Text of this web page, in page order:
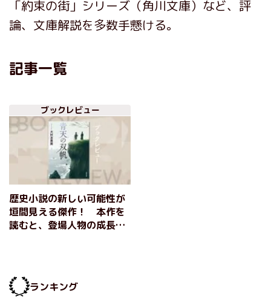
「約束の街」シリーズ（角川文庫）など、評
論、文庫解説を多数手懸ける。
記事一覧
ブックレビュー
歴史小説の新しい可能性が
垣間見える傑作！ 本作を
読むと、登場人物の成長に
国……遠く海を渡ってマカ
オで活躍する親友ふたりを
ランキング